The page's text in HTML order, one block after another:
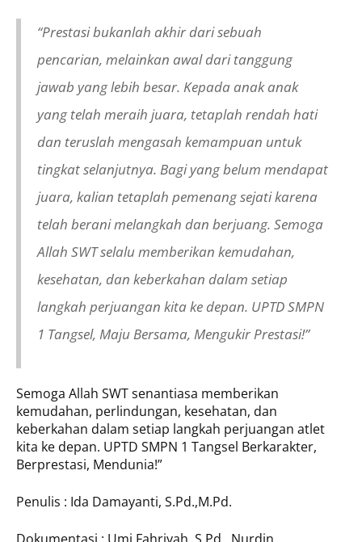
“Prestasi bukanlah akhir dari sebuah
pencarian, melainkan awal dari tanggung
jawab yang lebih besar. Kepada anak anak
yang telah meraih juara, tetaplah rendah hati
dan teruslah mengasah kemampuan untuk
tingkat selanjutnya. Bagi yang belum mendapat
juara, kalian tetaplah pemenang sejati karena
telah berani melangkah dan berjuang. Semoga
Allah SWT selalu memberikan kemudahan,
kesehatan, dan keberkahan dalam setiap
langkah perjuangan kita ke depan. UPTD SMPN
1 Tangsel, Maju Bersama, Mengukir Prestasi!”
Semoga Allah SWT senantiasa memberikan
kemudahan, perlindungan, kesehatan, dan
keberkahan dalam setiap langkah perjuangan atlet
kita ke depan. UPTD SMPN 1 Tangsel Berkarakter,
Berprestasi, Mendunia!”
Penulis : Ida Damayanti, S.Pd.,M.Pd.